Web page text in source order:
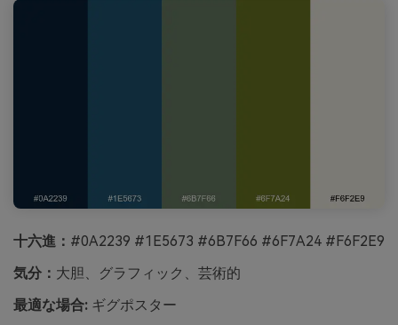
十六進： #0A2239 #1E5673 #6B7F66 #6F7A24 #F6F2E9
気分： 大胆、グラフィック、芸術的
最適な場合: ギグポスター